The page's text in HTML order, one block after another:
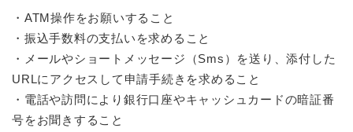
・ATM操作をお願いすること
・振込手数料の支払いを求めること
・メールやショートメッセージ（Sms）を送り、添付した
URLにアクセスして申請手続きを求めること
・電話や訪問により銀行口座やキャッシュカードの暗証番
号をお聞きすること